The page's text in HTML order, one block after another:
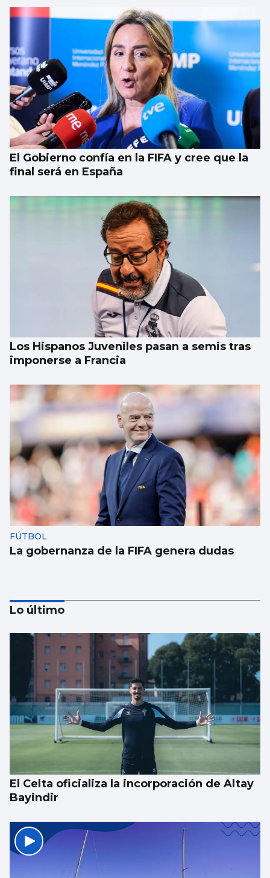
El Gobierno confía en la FIFA y cree que la
final será en España
Los Hispanos Juveniles pasan a semis tras
imponerse a Francia
FÚTBOL
La gobernanza de la FIFA genera dudas
Taparse la boca, amarilla
Lo último
El Celta oficializa la incorporación de Altay
Bayindir